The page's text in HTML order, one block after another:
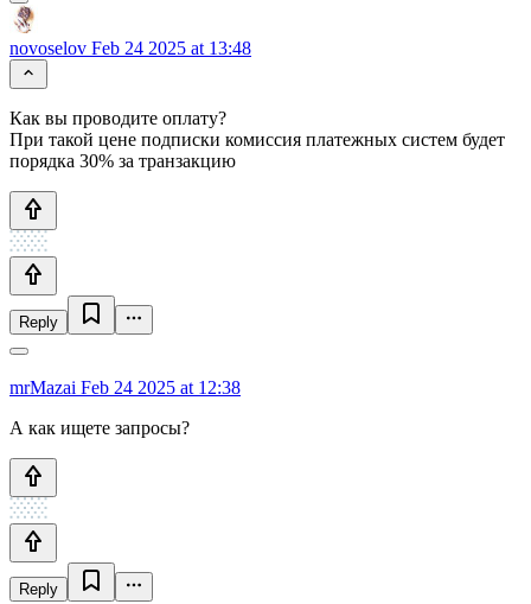
novoselov Feb 24 2025 at 13:48
Как вы проводите оплату?
При такой цене подписки комиссия платежных систем будет
порядка 30% за транзакцию
Reply
mrMazai Feb 24 2025 at 12:38
А как ищете запросы?
Reply